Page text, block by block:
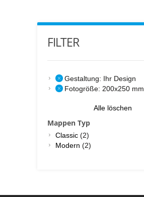
FILTER
Gestaltung: Ihr Design
Fotogröße: 200x250 mm
Alle löschen
Mappen Typ
Classic (2)
Modern (2)